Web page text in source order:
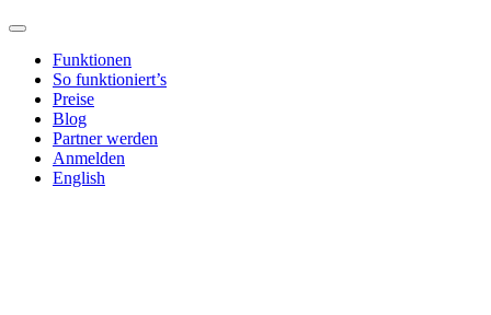
Funktionen
So funktioniert’s
Preise
Blog
Partner werden
Anmelden
English